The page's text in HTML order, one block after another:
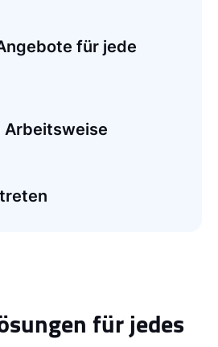
für jede
Arbeitsweise
für jedes